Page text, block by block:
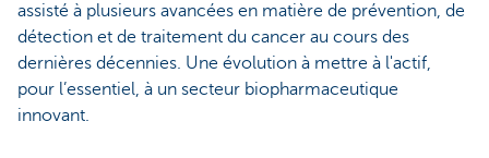
assisté à plusieurs avancées en matière de prévention, de
détection et de traitement du cancer au cours des
dernières décennies. Une évolution à mettre à l'actif,
pour l’essentiel, à un secteur biopharmaceutique
innovant.